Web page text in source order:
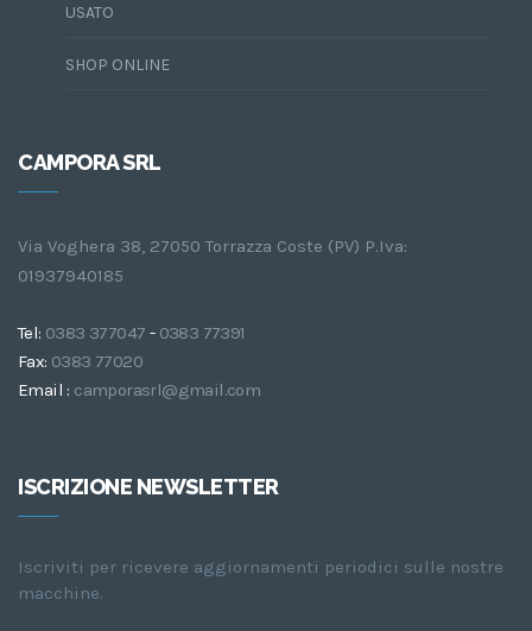
USATO
SHOP ONLINE
CAMPORA SRL
Via Voghera 38, 27050 Torrazza Coste (PV) P.Iva:
01937940185
Tel: 0383 377047 - 0383 77391
Fax: 0383 77020
Email : camporasrl@gmail.com
ISCRIZIONE NEWSLETTER
Iscriviti per ricevere aggiornamenti periodici sulle nostre
macchine.